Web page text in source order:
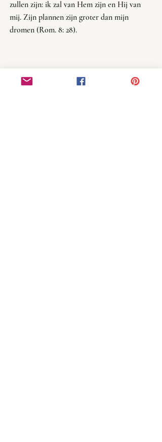
zullen zijn: ik zal van Hem zijn en Hij van
mij. Zijn plannen zijn groter dan mijn
dromen (Rom. 8: 28).